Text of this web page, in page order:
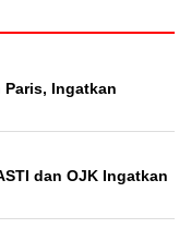
Paris, Ingatkan
dan OJK Ingatkan